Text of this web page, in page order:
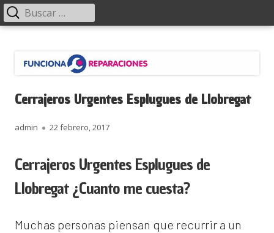
contenido
Menú
principal Buscar:
Cerrajeros Urgentes Esplugues de Llobregat
Autor
admin
Publicado
22 febrero, 2017
Cerrajeros Urgentes Esplugues de
Llobregat ¿Cuanto me cuesta?
Muchas personas piensan que recurrir a un